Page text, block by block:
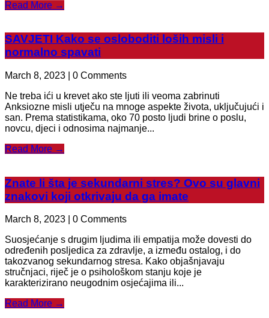
Read More →
SAVJETI Kako se osloboditi loših misli i
normalno spavati
March 8, 2023 | 0 Comments
Ne treba ići u krevet ako ste ljuti ili veoma zabrinuti
Anksiozne misli utječu na mnoge aspekte života, uključujući i
san. Prema statistikama, oko 70 posto ljudi brine o poslu,
novcu, djeci i odnosima najmanje...
Read More →
Znate li šta je sekundarni stres? Ovo su glavni
znakovi koji otkrivaju da ga imate
March 8, 2023 | 0 Comments
Suosjećanje s drugim ljudima ili empatija može dovesti do
određenih posljedica za zdravlje, a između ostalog, i do
takozvanog sekundarnog stresa. Kako objašnjavaju
stručnjaci, riječ je o psihološkom stanju koje je
karakterizirano neugodnim osjećajima ili...
Read More →